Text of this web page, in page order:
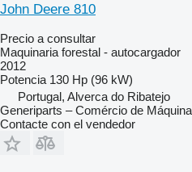
John Deere 810
Precio a consultar
Maquinaria forestal - autocargador
2012
Potencia 130 Hp (96 kW)
Portugal, Alverca do Ribatejo
Generiparts – Comércio de
Contacte con el vendedor